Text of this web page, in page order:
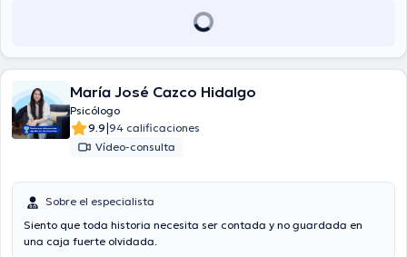
María José Cazco Hidalgo
Psicólogo
9.9|94 calificaciones
Vídeo-consulta
Sobre el especialista
Siento que toda historia necesita ser contada y no guardada en
una caja fuerte olvidada.